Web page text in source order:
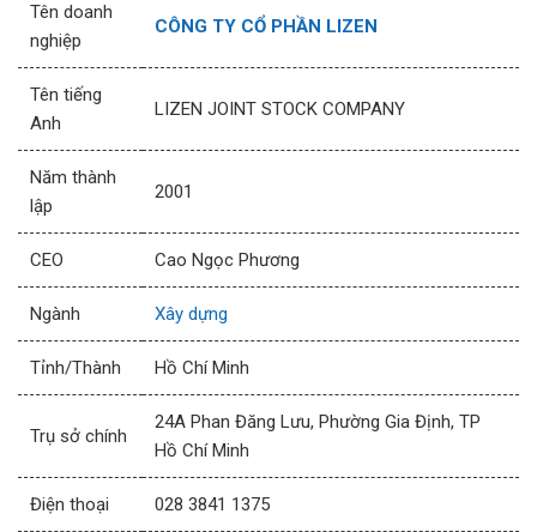
Tên doanh
nghiệp
CÔNG TY CỔ PHẦN LIZEN
Tên tiếng
Anh
LIZEN JOINT STOCK COMPANY
Năm thành
lập
2001
CEO Cao Ngọc Phương
Ngành Xây dựng
Tỉnh/Thành Hồ Chí Minh
Trụ sở chính
24A Phan Đăng Lưu, Phường Gia Định, TP
Hồ Chí Minh
Điện thoại 028 3841 1375